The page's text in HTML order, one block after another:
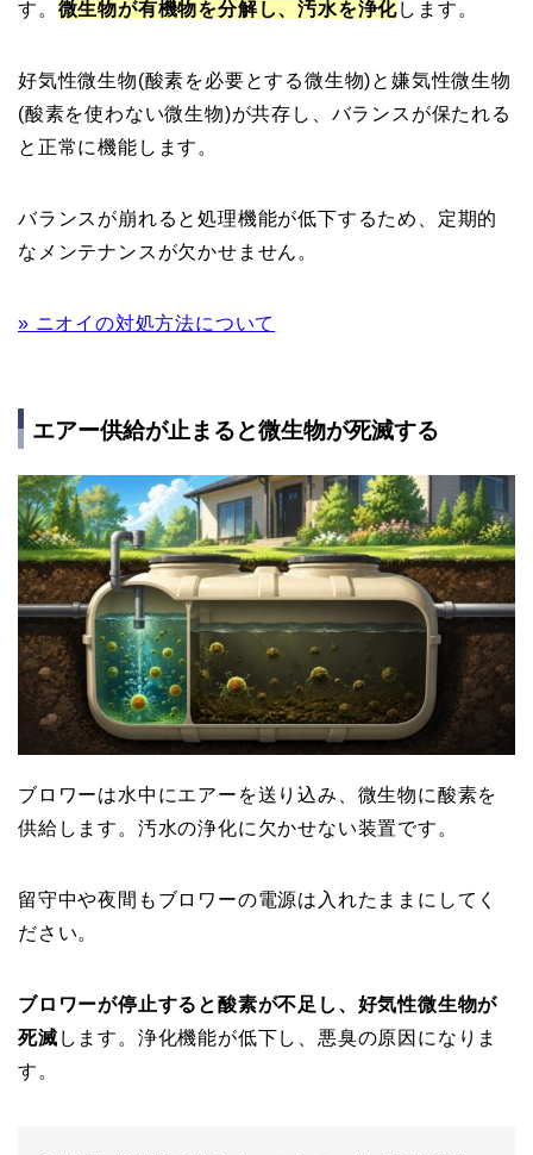
す。 微生物が有機物を分解し、汚水を浄化します。
好気性微生物(酸素を必要とする微生物)と嫌気性微生物
(酸素を使わない微生物)が共存し、バランスが保たれる
と正常に機能します。
バランスが崩れると処理機能が低下するため、定期的
なメンテナンスが欠かせません。
» ニオイの対処方法について
エアー供給が止まると微生物が死滅する
ブロワーは水中にエアーを送り込み、微生物に酸素を
供給します。汚水の浄化に欠かせない装置です。
留守中や夜間もブロワーの電源は入れたままにしてく
ださい。
ブロワーが停止すると酸素が不足し、好気性微生物が
死滅 します。浄化機能が低下し、悪臭の原因になりま
す。